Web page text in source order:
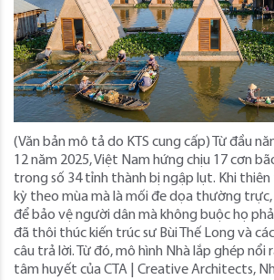
(Văn bản mô tả do KTS cung cấp) Từ đầu
12 năm 2025, Việt Nam hứng chịu 17 cơn
trong số 34 tỉnh thành bị ngập lụt. Khi thiên
kỳ theo mùa mà là mối đe dọa thường
để bảo vệ người dân mà không buộc họ
đã thôi thúc kiến ​​trúc sư Bùi Thế Long và
câu trả lời. Từ đó, mô hình Nhà lắp ghép nổi
tâm huyết của CTA | Creative Architects,